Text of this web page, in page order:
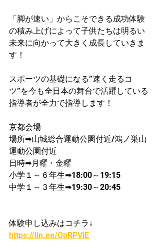
「脚が速い」からこそできる成功体験
の積み上げによって子供たちは明るい
未来に向かって大きく成長していきま
す！
スポーツの基礎になる”速く走るコ
ツ”を今も全日本の舞台で活躍している
指導者が​全力で指導します！
京都会場
場所➡山城総合運動公園付近/鴻ノ巣山
運動公園付近
日時➡月曜・金曜
​小学１～６年生➡18:00～19:15
中学１～３年生➡19:30～20:45
体験申し込みはコチラ↓
https://lin.ee/QpRPViE